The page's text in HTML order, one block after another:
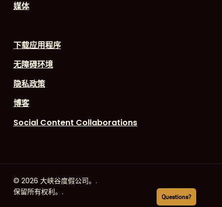
媒体
下载应用程序
无障碍环境
隐私政策
博客
Social Content Collaborations
© 2026 大峡谷度假公司。.
保留所有权利。.
Questions?